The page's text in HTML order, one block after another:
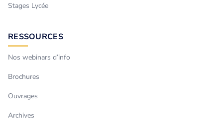
Stages Lycée
RESSOURCES
Nos webinars d’info
Brochures
Ouvrages
Archives